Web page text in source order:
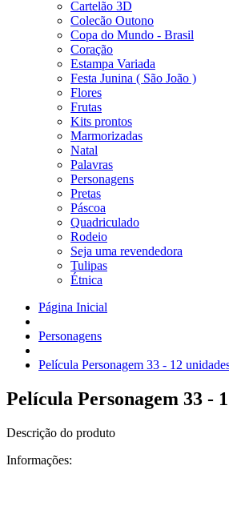
Cartelão 3D
Colecão Outono
Copa do Mundo - Brasil
Coração
Estampa Variada
Festa Junina ( São João )
Flores
Frutas
Kits prontos
Marmorizadas
Natal
Palavras
Personagens
Pretas
Páscoa
Quadriculado
Rodeio
Seja uma revendedora
Tulipas
Étnica
Página Inicial
Personagens
Película Personagem 33 - 12
Película Personagem 33 -
Descrição do produto
Informações: